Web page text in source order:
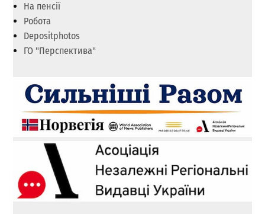
На пенсії
Робота
Depositphotos
ГО "Перспектива"